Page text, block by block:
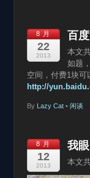
8 月
22
2013
百
本文
如题
空间，付费1块可
http://
By Lazy Cat• 闲谈
8 月
12
2013
我
本文